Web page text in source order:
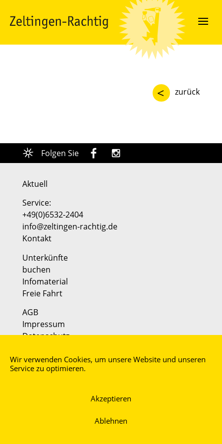
Wir verwenden Cookies, um unsere Website und unseren
Service zu optimieren.
Akzeptieren
Ablehnen
< zurück
Folgen Sie
Aktuell
Service:
+49(0)6532-2404
info@zeltingen-rachtig.de
Kontakt
Unterkünfte
buchen
Infomaterial
Freie Fahrt
AGB
Impressum
Datenschutz
Partner:
Faszination Mosel